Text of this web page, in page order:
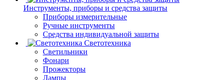
Инструменты, приборы и средства защиты
Приборы измерительные
Ручные инструменты
Средства индивидуальной защиты
Светотехника
Светильники
Фонари
Прожекторы
Лампы